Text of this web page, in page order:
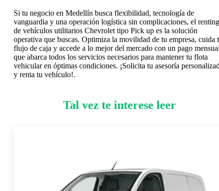
Si tu negocio en Medellín busca flexibilidad, tecnología de
vanguardia y una operación logística sin complicaciones, el renting
de vehículos utilitarios Chevrolet tipo Pick up es la solución
operativa que buscas. Optimiza la movilidad de tu empresa, cuida
flujo de caja y accede a lo mejor del mercado con un pago
que abarca todos los servicios necesarios para mantener tu flota
vehicular en óptimas condiciones. ¡Solicita tu asesoría
y renta tu vehículo!.
Tal vez te interese leer